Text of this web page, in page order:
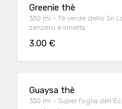
Greenie thè
330 ml - Tè verde dello Sri
zenzero e limetta
3.00 €
Guaysa thè
330 ml - Super foglia